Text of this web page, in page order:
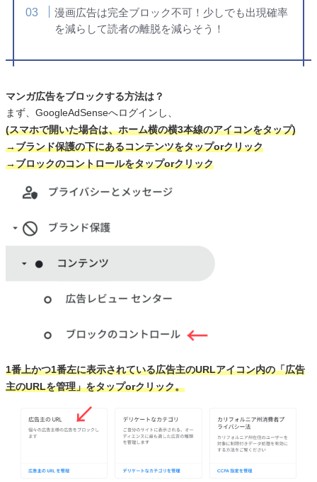
漫画広告は完全ブロック不可！少しでも出現確率
を減らして読者の離脱を減らそう！
マンガ広告をブロックする方法は？
まず、GoogleAdSenseへログインし、
(スマホで開いた場合は、ホーム横の横3本線のアイコンをタップ)
→ブランド保護の下にあるコンテンツをタップorクリック
→ブロックのコントロールをタップorクリック
1番上かつ1番左に表示されている広告主のURLアイコン内の「広告
主のURLを管理」をタップorクリック。